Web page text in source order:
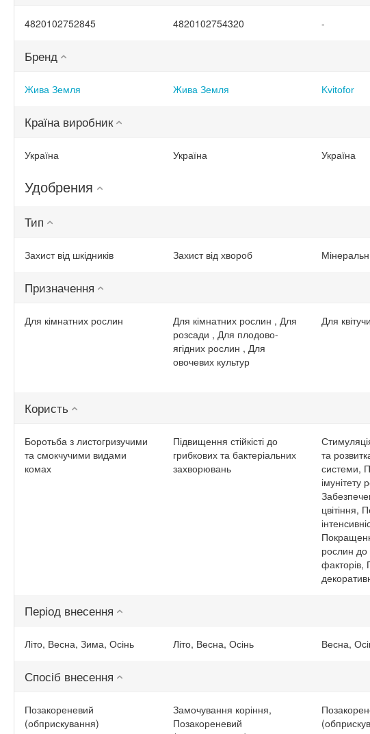
4820102752845 4820102754320 -
Бренд
Жива Земля Жива Земля Kvitofor
Країна виробник
Україна Україна Україна
Удобрения
Тип
Захист від шкідників Захист від хвороб
Призначення
Для кімнатних рослин
Для кімнатних рослин , Для
розсади , Для плодово-
ягідних рослин , Для
овочевих культур
Для
Користь
Боротьба з листогризучими
та смокчучими видами
комах
Підвищення стійкісті до
грибкових та бактеріальних
захворювань
та
системи,
імунітету
цвітіння,
рослин до
факторів,
Період внесення
Літо, Весна, Зима, Осінь Літо, Весна, Осінь Весна,
Спосіб внесення
Позакореневий
(обприскування)
Замочування коріння,
Позакореневий